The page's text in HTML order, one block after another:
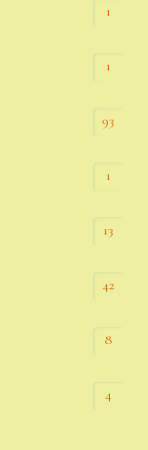
1
1
93
1
13
42
8
4